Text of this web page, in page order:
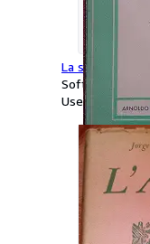
La settima croce
Softcover
Used